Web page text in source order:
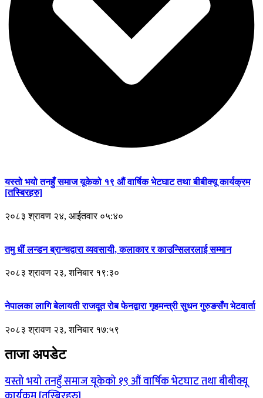
यस्तो भयो तनहुँ समाज यूकेको १९ औं वार्षिक भेटघाट तथा बीबीक्यू कार्यक्रम
[तस्बिरहरु]
२०८३ श्रावण २४, आईतवार ०५:४०
तमु धीं लन्डन ब्रान्चद्वारा व्यवसायी, कलाकार र काउन्सिलरलाई सम्मान
२०८३ श्रावण २३, शनिबार १९:३०
नेपालका लागि बेलायती राजदूत रोब फेनद्वारा गृहमन्त्री सुधन गुरुङसँग भेटवार्ता
२०८३ श्रावण २३, शनिबार १७:५९
ताजा अपडेट
यस्तो भयो तनहुँ समाज यूकेको १९ औं वार्षिक भेटघाट तथा बीबीक्यू